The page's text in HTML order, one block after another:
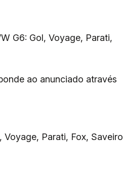
G6: Gol, Voyage, Parati,
ao anunciado através
Voyage, Parati, Fox, Saveiro